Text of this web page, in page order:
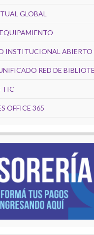
GLOBAL
EQUIPAMIENTO
INSTITUCIONAL ABIERTO
RED DE
TIC
OFFICE 365